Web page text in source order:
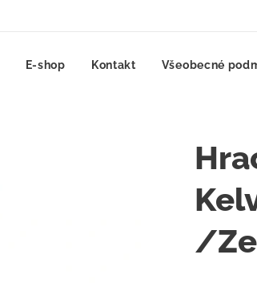
E-shop Kontakt Všeobecné
/